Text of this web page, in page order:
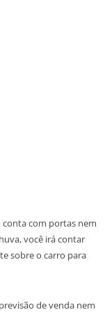
conta com portas nem
você irá contar
sobre o carro para
de venda nem